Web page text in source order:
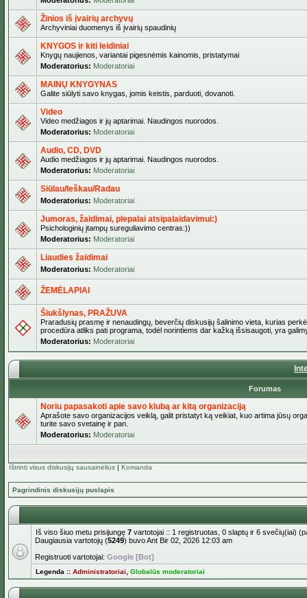
Žinios iš įvairių archyvų
Archyviniai duomenys iš įvairių spaudinių
KNYGOS ir kiti leidiniai
Knygų naujienos, variantai pigesnėmis kainomis, pristatymai
Moderatorius: Moderatoriai
MAINŲ KNYGYNAS
Galite siūlyti savo knygas, jomis keistis, parduoti, dovanoti.
Video
Video medžiagos ir jų aptarimai. Naudingos nuorodos.
Moderatorius: Moderatoriai
Audio, CD, DVD
Audio medžiagos ir jų aptarimai. Naudingos nuorodos.
Moderatorius: Moderatoriai
Siūlau/Ieškau/Radau
Moderatorius: Moderatoriai
Jumoras, žaidimai, plepalai atsipalaidavimui:)
Psichologinių įtampų sureguliavimo centras:))
Moderatorius: Moderatoriai
Liaudies žaidimai
Moderatorius: Moderatoriai
ŽEMĖLAPIAI
Šiukšlynas, PRAŽUVA
Praradusių prasmę ir nenaudingų, beverčių diskusijų šalinimo vieta, kurias
procedūra atliks pati programa, todėl norintiems dar kažką išsisaugoti, yra
Moderatorius: Moderatoriai
Forumas
Noriu papasakoti apie savo klubą ar kitą organizaciją
Aprašote savo organizacijos veiklą, galit pristatyt ką veikiat, kuo artima jūsų
turite savo svetainę ir pan.
Moderatorius: Moderatoriai
Ištrinti visus diskusijų sausainėlius | Komanda
Pagrindinis diskusijų puslapis
Iš viso šiuo metu prisijungę 7 vartotojai :: 1 registruotas, 0 slaptų ir 6 svečių(iai)
Daugiausia vartotojų (5249) buvo Ant Bir 02, 2026 12:03 am
Registruoti vartotojai: Google [Bot]
Legenda :: Administratoriai Globalūs moderatoriai